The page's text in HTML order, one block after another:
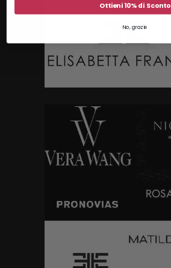
Ottieni 10% di Sconto
No, grazie